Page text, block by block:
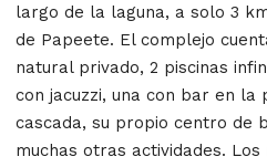
largo de la laguna, a solo 3
de Papeete. El complejo
natural privado, 2 piscinas
con jacuzzi, una con bar en la
cascada, su propio centro de
muchas otras actividades.